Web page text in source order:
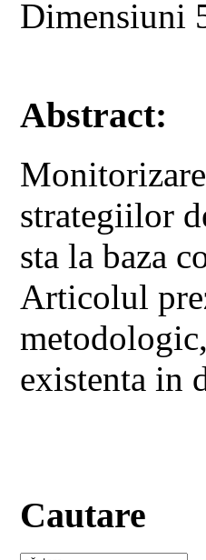
Dimensiuni
Abstract:
strategiilor
sta la baza
Articolul
existenta in
Cautare